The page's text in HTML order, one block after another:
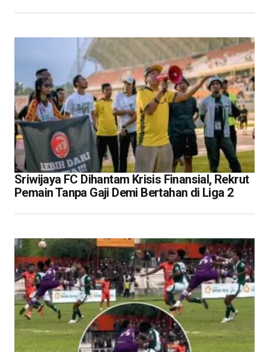
Sriwijaya FC Dihantam Krisis Finansial, Rekrut
Pemain Tanpa Gaji Demi Bertahan di Liga 2